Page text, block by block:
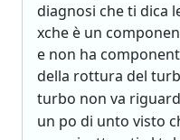
diagnosi che ti dica
xche è un
e non ha
della rottura del
turbo non va
un po di unto visto